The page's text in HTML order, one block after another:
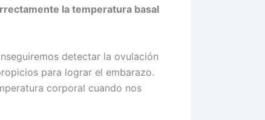
la temperatura basal
detectar la ovulación
para lograr el embarazo.
corporal cuando nos